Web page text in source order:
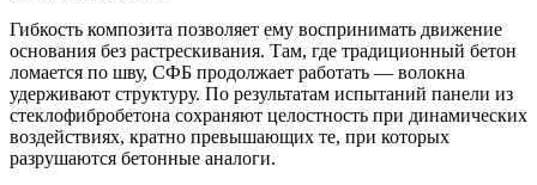
Гибкость композита позволяет ему воспринимать движение
основания без растрескивания. Там, где традиционный бетон
ломается по шву, СФБ продолжает работать — волокна
удерживают структуру. По результатам испытаний панели из
стеклофибробетона сохраняют целостность при динамических
воздействиях, кратно превышающих те, при которых
разрушаются бетонные аналоги.